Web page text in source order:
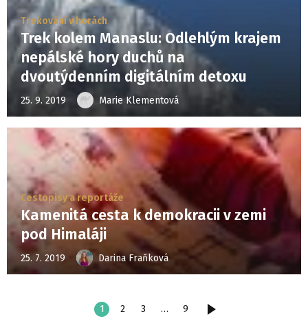
Trekování v horách
Trek kolem Manaslu: Odlehlým krajem
nepálské hory duchů na
dvoutýdenním digitálním detoxu
25. 9. 2019 Marie Klementová
Cestopisy a reportáže
Kamenitá cesta k demokracii v zemi
pod Himaláji
25. 7. 2019 Darina Fraňková
1 2 3 … 9
DALŠÍ